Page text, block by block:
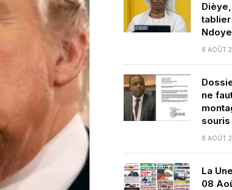
tablier
8 AOÛT
ne
souris
8 AOÛT
La
08